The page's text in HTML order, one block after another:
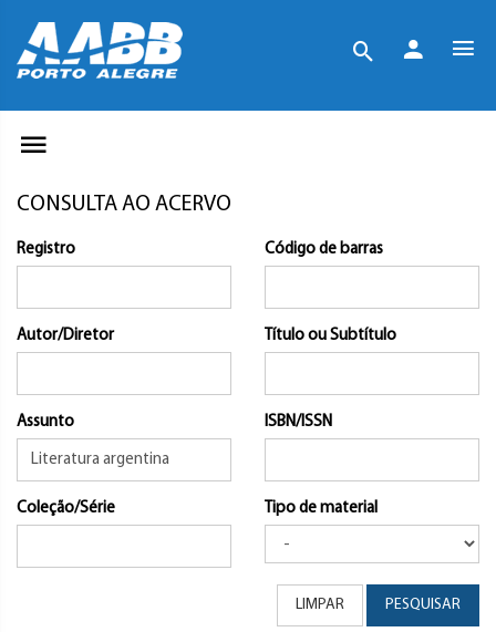
CONSULTA AO ACERVO
Registro Código de barras
Autor/Diretor Título ou Subtítulo
Assunto ISBN/ISSN
Coleção/Série Tipo de material
LIMPAR PESQUISAR